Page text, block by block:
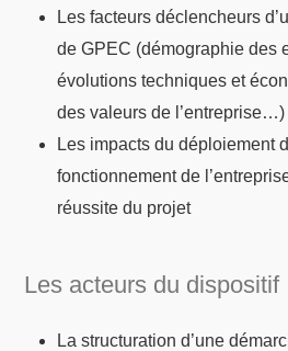
Les facteurs déclencheurs
de GPEC (démographie des
évolutions techniques et
des valeurs de l’entreprise…)
Les impacts du déploiement
fonctionnement de
réussite du projet
Les acteurs du dispositif
La structuration d’une